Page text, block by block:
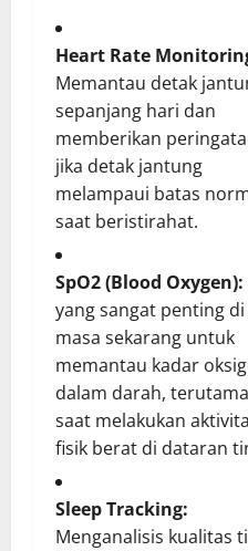
Heart Rate
Memantau detak
sepanjang hari dan
memberikan
jika detak jantung
melampaui batas
saat beristirahat.
SpO2 (Blood Oxygen):
yang sangat penting di
masa sekarang untuk
memantau kadar
dalam darah, terutama
saat melakukan
fisik berat di dataran
Sleep Tracking:
Menganalisis kualitas